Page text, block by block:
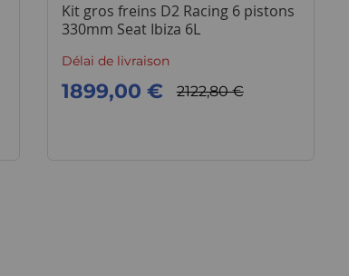
Kit gros freins D2 Racing 6 pistons
330mm Seat Ibiza 6L
Délai de livraison
2122,80 €
1899,00 €